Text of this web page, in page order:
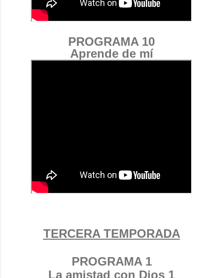
PROGRAMA 10
Aprende de mí
TERCERA TEMPORADA
PROGRAMA 1
La amistad con Dios 1